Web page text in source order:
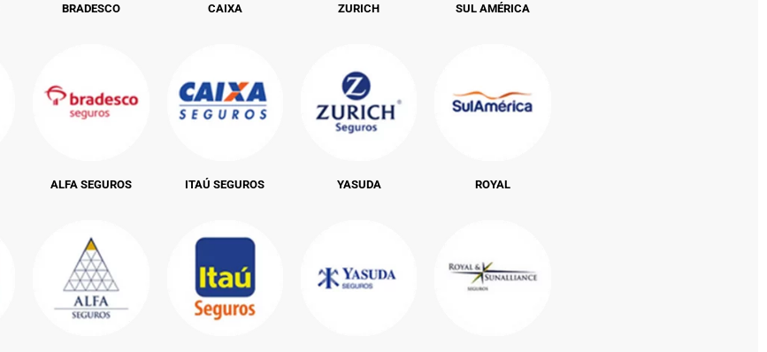
BRADESCO
ALFA SEGUROS
CAIXA
ITAÚ SEGUROS
ZURICH
YASUDA
SUL AMÉRICA
ROYAL